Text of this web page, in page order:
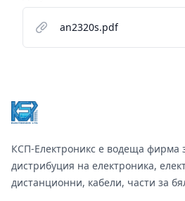
an2320s.pdf
КСП-Електроникс е водеща фирма
дистрибуция на електроника,
дистанционни, кабели, части за